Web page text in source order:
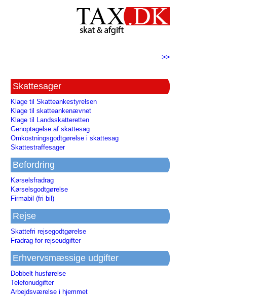
>>
Skattesager
Klage til Skatteankestyrelsen
Klage til skatteankenævnet
Klage til Landsskatteretten
Genoptagelse af skattesag
Omkostningsgodtgørelse i skattesag
Skattestraffesager
Befordring
Kørselsfradrag
Kørselsgodtgørelse
Firmabil (fri bil)
Rejse
Skattefri rejsegodtgørelse
Fradrag for rejseudgifter
Erhvervsmæssige udgifter
Dobbelt husførelse
Telefonudgifter
Arbejdsværelse i hjemmet